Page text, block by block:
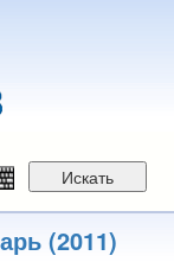
Искать
(2011)